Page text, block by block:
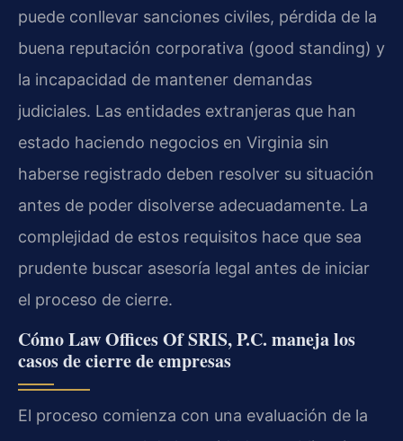
puede conllevar sanciones civiles, pérdida de la
buena reputación corporativa (good standing) y
la incapacidad de mantener demandas
judiciales. Las entidades extranjeras que han
estado haciendo negocios en Virginia sin
haberse registrado deben resolver su situación
antes de poder disolverse adecuadamente. La
complejidad de estos requisitos hace que sea
prudente buscar asesoría legal antes de iniciar
el proceso de cierre.
Cómo Law Offices Of SRIS, P.C. maneja los
casos de cierre de empresas
El proceso comienza con una evaluación de la